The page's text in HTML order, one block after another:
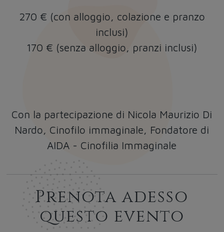
270 € (con alloggio, colazione e pranzo
inclusi)
170 € (senza alloggio, pranzi inclusi)
Con la partecipazione di Nicola Maurizio Di
Nardo , Cinofilo immaginale, Fondatore di
AIDA - Cinofilia Immaginale
Prenota adesso
questo evento